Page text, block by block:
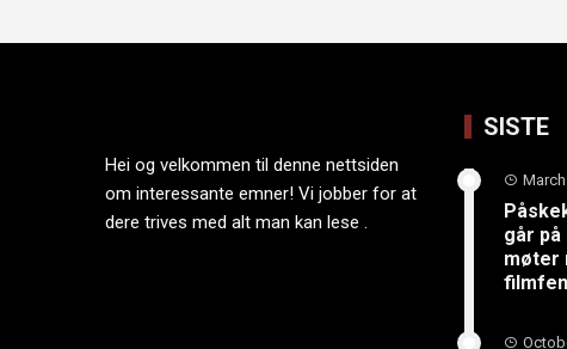
Hei og velkommen til denne nettsiden
om interessante emner! Vi jobber for at
dere trives med alt man kan lese .
SISTE
går på
møter